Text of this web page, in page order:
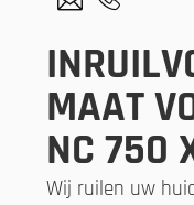
MAAT
NC 750
Wij ruilen uw